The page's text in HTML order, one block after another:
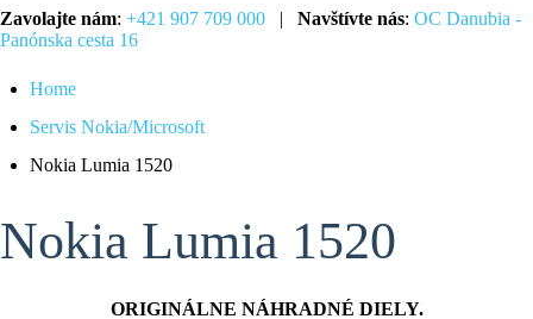
Zavolajte nám: +421 907 709 000 | Navštívte nás: OC Danubia -
Panónska cesta 16
Home
Servis Nokia/Microsoft
Nokia Lumia 1520
Nokia Lumia 1520
ORIGINÁLNE NÁHRADNÉ DIELY.